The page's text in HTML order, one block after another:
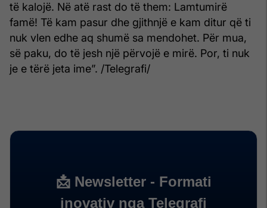
të kalojë. Në atë rast do të them: Lamtumirë
famë! Të kam pasur dhe gjithnjë e kam ditur që ti
nuk vlen edhe aq shumë sa mendohet. Për mua,
së paku, do të jesh një përvojë e mirë. Por, ti nuk
je e tërë jeta ime”. /Telegrafi/